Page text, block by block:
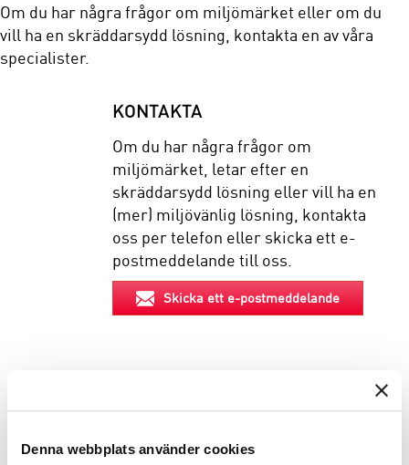
Denna webbplats använder cookies
Om du har några frågor om miljömärket eller om du
vill ha en skräddarsydd lösning, kontakta en av våra
specialister.
KONTAKTA
Om du har några frågor om
miljömärket, letar efter en
skräddarsydd lösning eller vill ha en
(mer) miljövänlig lösning, kontakta
oss per telefon eller skicka ett e-
postmeddelande till oss.
Skicka ett e-postmeddelande
BESKRIVNING